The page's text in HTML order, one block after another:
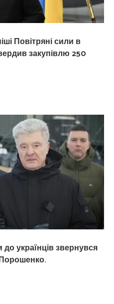
Повітряні сили в
закупівлю 250
українців звернувся